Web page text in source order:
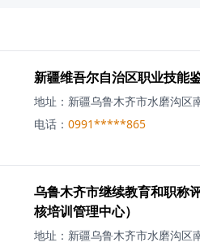
新疆维吾尔自治区职业技能
地址： 新疆乌鲁木齐市水磨沟区
电话： 0991*****865
乌鲁木齐市继续教育和职称
核培训管理中心）
地址： 新疆乌鲁木齐市水磨沟区